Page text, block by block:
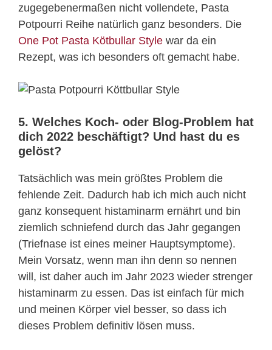
zugegebenermaßen nicht vollendete, Pasta
Potpourri Reihe natürlich ganz besonders. Die
One Pot Pasta Kötbullar Style war da ein
Rezept, was ich besonders oft gemacht habe.
5. Welches Koch- oder Blog-Problem hat
dich 2022 beschäftigt? Und hast du es
gelöst?
Tatsächlich was mein größtes Problem die
fehlende Zeit. Dadurch hab ich mich auch nicht
ganz konsequent histaminarm ernährt und bin
ziemlich schniefend durch das Jahr gegangen
(Triefnase ist eines meiner Hauptsymptome).
Mein Vorsatz, wenn man ihn denn so nennen
will, ist daher auch im Jahr 2023 wieder strenger
histaminarm zu essen. Das ist einfach für mich
und meinen Körper viel besser, so dass ich
dieses Problem definitiv lösen muss.